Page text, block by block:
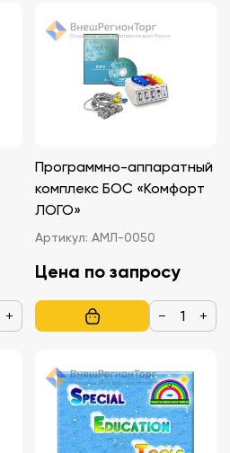
+
Программно-аппаратный
комплекс БОС «Комфорт
ЛОГО»
Артикул: АМЛ-0050
Цена по запросу
− +